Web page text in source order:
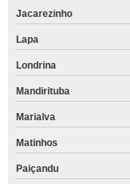
Jacarezinho
Lapa
Londrina
Mandirituba
Marialva
Matinhos
Paiçandu